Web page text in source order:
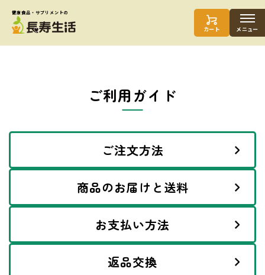
健康食品・サプリメントの
カート メニュー
ご利用ガイド
ご注文方法
商品のお届けと送料
お支払い方法
返品交換